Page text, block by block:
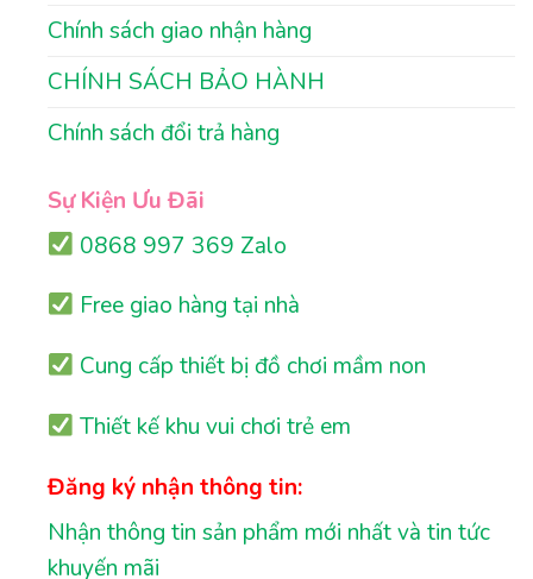
Chính sách giao nhận hàng
CHÍNH SÁCH BẢO HÀNH
Chính sách đổi trả hàng
Sự Kiện Ưu Đãi
0868 997 369 Zalo
Free giao hàng tại nhà
Cung cấp thiết bị đồ chơi mầm non
Thiết kế khu vui chơi trẻ em
Đăng ký nhận thông tin:
Nhận thông tin sản phẩm mới nhất và tin tức
khuyến mãi